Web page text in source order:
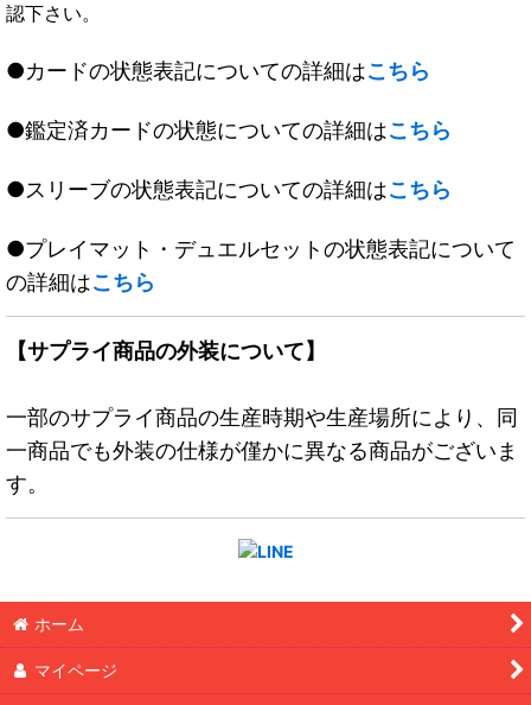
認下さい。
●カードの状態表記についての詳細はこちら
●鑑定済カードの状態についての詳細はこちら
●スリーブの状態表記についての詳細はこちら
●プレイマット・デュエルセットの状態表記について
の詳細はこちら
【サプライ商品の外装について】
一部のサプライ商品の生産時期や生産場所により、同
一商品でも外装の仕様が僅かに異なる商品がございま
す。
ホーム
マイページ